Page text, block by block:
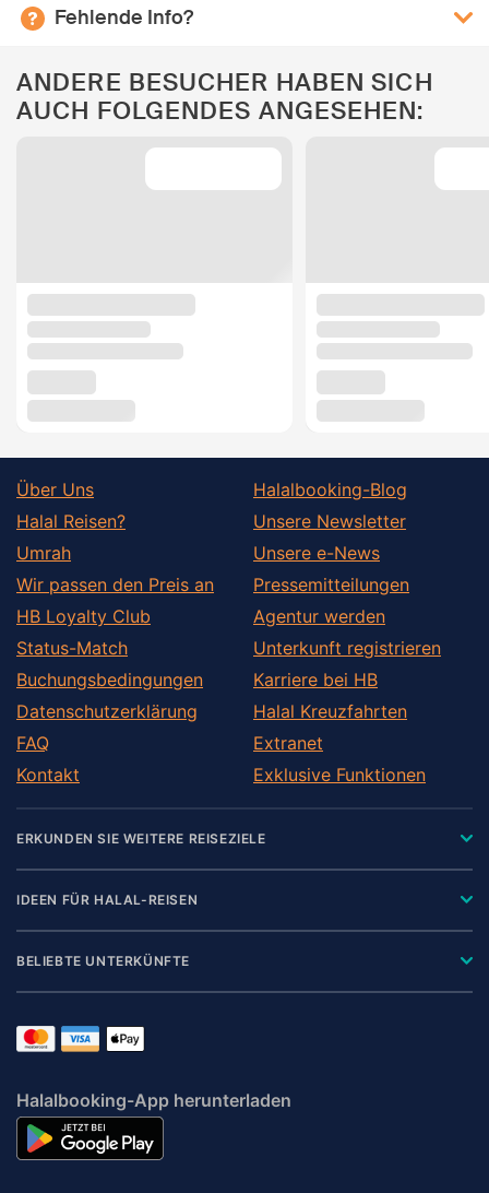
Fehlende Info?
ANDERE BESUCHER HABEN SICH
AUCH FOLGENDES ANGESEHEN:
Über Uns
Halal Reisen?
Umrah
Wir passen den Preis an
HB Loyalty Club
Status-Match
Buchungsbedingungen
Datenschutzerklärung
FAQ
Kontakt
Halalbooking-Blog
Unsere Newsletter
Unsere e-News
Pressemitteilungen
Agentur werden
Unterkunft registrieren
Karriere bei HB
Halal Kreuzfahrten
Extranet
Exklusive Funktionen
ERKUNDEN SIE WEITERE REISEZIELE
IDEEN FÜR HALAL-REISEN
BELIEBTE UNTERKÜNFTE
Halalbooking-App herunterladen